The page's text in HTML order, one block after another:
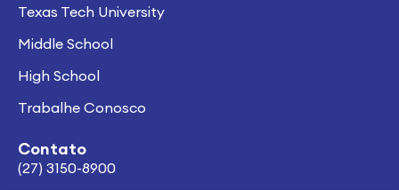
Texas Tech University
Middle School
High School
Trabalhe Conosco
Contato
(27) 3150-8900